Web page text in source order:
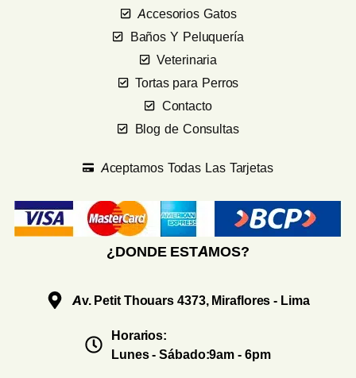
Accesorios Gatos
Baños Y Peluquería
Veterinaria
Tortas para Perros
Contacto
Blog de Consultas
Aceptamos Todas Las Tarjetas
¿DONDE ESTAMOS?
Av. Petit Thouars 4373, Miraflores - Lima
Horarios:
Lunes - Sábado:9am - 6pm